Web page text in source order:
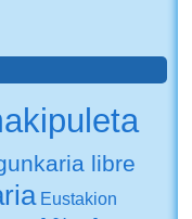
libre
Eustakion